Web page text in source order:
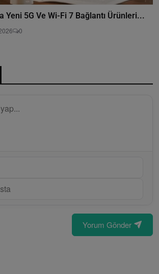
Yeni 5G Ve Wi-Fi 7 Bağlantı Ürünleri...
0
Yorum Gönder